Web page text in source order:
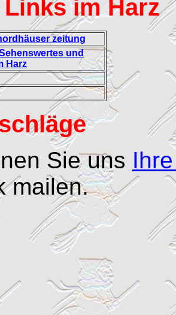
im Harz
zeitung
und
Harz
Sie uns
mailen.